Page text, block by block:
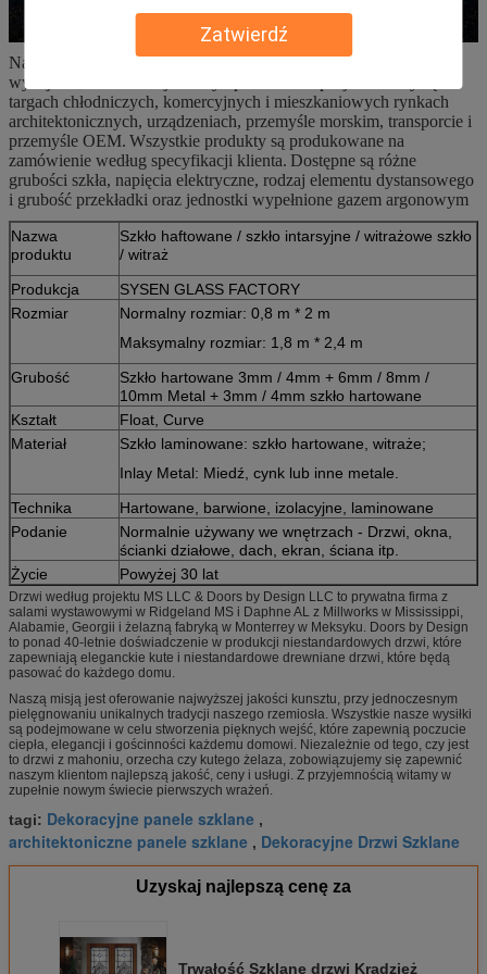
Zatwierdź
Nasza linia produktów, dane techniczne i informacje dotyczące
wydajności technicznej zostały opracowane specjalnie z myślą o
targach chłodniczych, komercyjnych i mieszkaniowych rynkach
architektonicznych, urządzeniach, przemyśle morskim, transporcie i
przemyśle OEM. Wszystkie produkty są produkowane na
zamówienie według specyfikacji klienta. Dostępne są różne
grubości szkła, napięcia elektryczne, rodzaj elementu dystansowego
i grubość przekładki oraz jednostki wypełnione gazem argonowym
Nazwa
produktu
Szkło haftowane / szkło intarsyjne / witrażowe szkło
/ witraż
Produkcja
SYSEN GLASS FACTORY
Rozmiar
Normalny rozmiar: 0,8 m * 2 m
Maksymalny rozmiar: 1,8 m * 2,4 m
Grubość
Szkło hartowane 3mm / 4mm + 6mm / 8mm /
10mm Metal + 3mm / 4mm szkło hartowane
Kształt
Float, Curve
Materiał
Szkło laminowane: szkło hartowane, witraże;
Inlay Metal: Miedź, cynk lub inne metale.
Technika
Hartowane, barwione, izolacyjne, laminowane
Podanie
Normalnie używany we wnętrzach - Drzwi, okna,
ścianki działowe, dach, ekran, ściana itp.
Życie
Powyżej 30 lat
Drzwi według projektu MS LLC & Doors by Design LLC to prywatna firma z
salami wystawowymi w Ridgeland MS i Daphne AL z Millworks w Mississippi,
Alabamie, Georgii i żelazną fabryką w Monterrey w Meksyku. Doors by Design
to ponad 40-letnie doświadczenie w produkcji niestandardowych drzwi, które
zapewniają eleganckie kute i niestandardowe drewniane drzwi, które będą
pasować do każdego domu.
Naszą misją jest oferowanie najwyższej jakości kunsztu, przy jednoczesnym
pielęgnowaniu unikalnych tradycji naszego rzemiosła. Wszystkie nasze wysiłki
są podejmowane w celu stworzenia pięknych wejść, które zapewnią poczucie
ciepła, elegancji i gościnności każdemu domowi. Niezależnie od tego, czy jest
to drzwi z mahoniu, orzecha czy kutego żelaza, zobowiązujemy się zapewnić
naszym klientom najlepszą jakość, ceny i usługi. Z przyjemnością witamy w
zupełnie nowym świecie pierwszych wrażeń.
tagi: Dekoracyjne panele szklane ,
architektoniczne panele szklane , Dekoracyjne Drzwi Szklane
Uzyskaj najlepszą cenę za
Trwałość Szklane drzwi Kradzież